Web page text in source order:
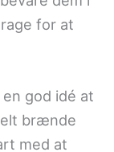
for at
god idé at
brænde
med at